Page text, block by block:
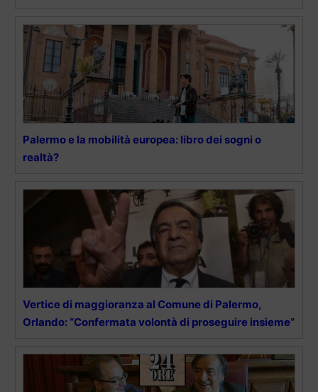
Palermo e la mobilità europea: libro dei sogni o
realtà?
Vertice di maggioranza al Comune di Palermo,
Orlando: “Confermata volontà di proseguire insieme”